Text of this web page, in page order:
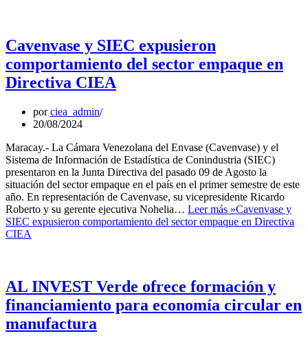
Cavenvase y SIEC expusieron
comportamiento del sector empaque en
Directiva CIEA
porciea_admin
20/08/2024
Maracay.- La Cámara Venezolana del Envase (Cavenvase) y el
Sistema de Información de Estadística de Conindustria (SIEC)
presentaron en la Junta Directiva del pasado 09 de Agosto la
situación del sector empaque en el país en el primer semestre de este
año. En representación de Cavenvase, su vicepresidente Ricardo
Roberto y su gerente ejecutiva Nohelia… Leer más »Cavenvase y
SIEC expusieron comportamiento del sector empaque en Directiva
CIEA
AL INVEST Verde ofrece formación y
financiamiento para economía circular en
manufactura